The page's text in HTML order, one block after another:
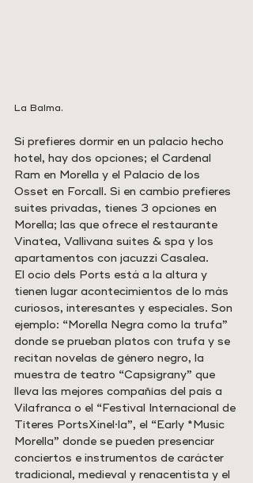
La Balma.
Si prefieres dormir en un palacio hecho
hotel, hay dos opciones; el Cardenal
Ram en Morella y el Palacio de los
Osset en Forcall. Si en cambio prefieres
suites privadas, tienes 3 opciones en
Morella; las que ofrece el restaurante
Vinatea, Vallivana suites & spa y los
apartamentos con jacuzzi Casalea.
El ocio dels Ports está a la altura y
tienen lugar acontecimientos de lo más
curiosos, interesantes y especiales. Son
ejemplo: “Morella Negra como la trufa”
donde se prueban platos con trufa y se
recitan novelas de género negro, la
muestra de teatro “Capsigrany” que
lleva las mejores compañías del país a
Vilafranca o el “Festival Internacional de
Títeres PortsXinel·la”, el “Early *Music
Morella” donde se pueden presenciar
conciertos e instrumentos de carácter
tradicional, medieval y renacentista y el